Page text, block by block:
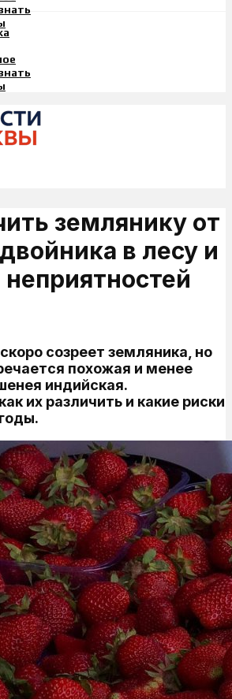
землянику от
в лесу и
созреет земляника, но
похожая и менее
индийская.
их различить и какие риски